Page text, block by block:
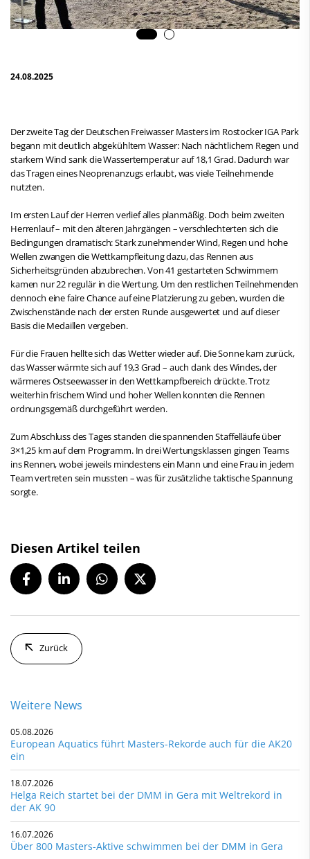
24.08.2025
Der zweite Tag der Deutschen Freiwasser Masters im Rostocker IGA Park
begann mit deutlich abgekühltem Wasser: Nach nächtlichem Regen und
starkem Wind sank die Wassertemperatur auf 18,1 Grad. Dadurch war
das Tragen eines Neoprenanzugs erlaubt, was viele Teilnehmende
nutzten.
Im ersten Lauf der Herren verlief alles planmäßig. Doch beim zweiten
Herrenlauf – mit den älteren Jahrgängen – verschlechterten sich die
Bedingungen dramatisch: Stark zunehmender Wind, Regen und hohe
Wellen zwangen die Wettkampfleitung dazu, das Rennen aus
Sicherheitsgründen abzubrechen. Von 41 gestarteten Schwimmern
kamen nur 22 regulär in die Wertung. Um den restlichen Teilnehmenden
dennoch eine faire Chance auf eine Platzierung zu geben, wurden die
Zwischenstände nach der ersten Runde ausgewertet und auf dieser
Basis die Medaillen vergeben.
Für die Frauen hellte sich das Wetter wieder auf. Die Sonne kam zurück,
das Wasser wärmte sich auf 19,3 Grad – auch dank des Windes, der
wärmeres Ostseewasser in den Wettkampfbereich drückte. Trotz
weiterhin frischem Wind und hoher Wellen konnten die Rennen
ordnungsgemäß durchgeführt werden.
Zum Abschluss des Tages standen die spannenden Staffelläufe über
3×1,25 km auf dem Programm. In drei Wertungsklassen gingen Teams
ins Rennen, wobei jeweils mindestens ein Mann und eine Frau in jedem
Team vertreten sein mussten – was für zusätzliche taktische Spannung
sorgte.
Diesen Artikel teilen
Zurück
Weitere News
05.08.2026
European Aquatics führt Masters-Rekorde auch für die AK20
ein
18.07.2026
Helga Reich startet bei der DMM in Gera mit Weltrekord in
der AK 90
16.07.2026
Über 800 Masters-Aktive schwimmen bei der DMM in Gera